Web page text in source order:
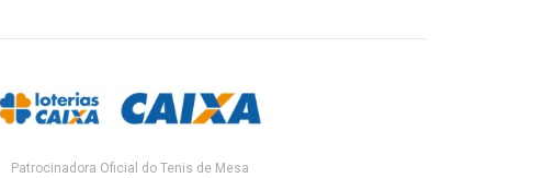
Patrocinadora Oficial do Tenis de Mesa